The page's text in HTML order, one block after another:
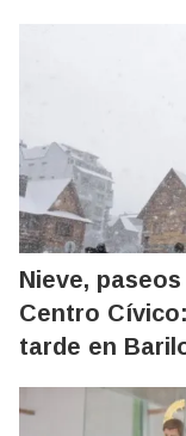
Nieve,
Centro
tarde en